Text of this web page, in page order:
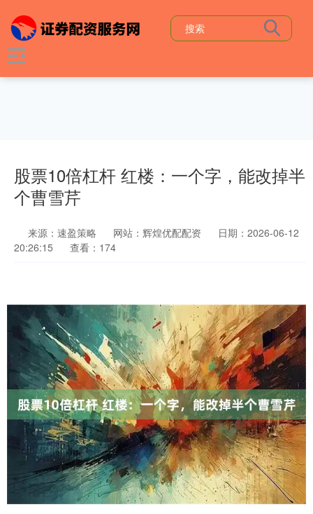
股票10倍杠杆 红楼：一个字，能改掉半
个曹雪芹
来源：速盈策略 网站：辉煌优配配资
日期：2026-06-12
20:26:15
查看：174